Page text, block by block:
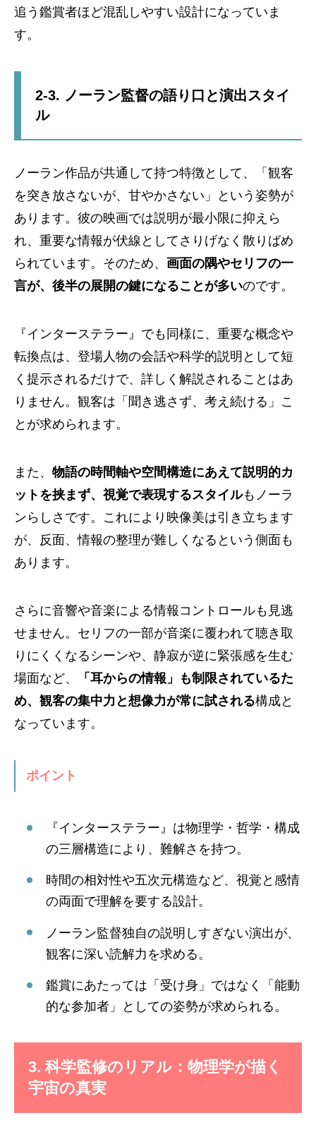
追う鑑賞者ほど混乱しやすい設計になっていま
す。
2-3. ノーラン監督の語り口と演出スタイ
ル
ノーラン作品が共通して持つ特徴として、「観客
を突き放さないが、甘やかさない」という姿勢が
あります。彼の映画では説明が最小限に抑えら
れ、重要な情報が伏線としてさりげなく散りばめ
られています。そのため、 画面の隅やセリフの一
言が、後半の展開の鍵になることが多いのです。
『インターステラー』でも同様に、重要な概念や
転換点は、登場人物の会話や科学的説明として短
く提示されるだけで、詳しく解説されることはあ
りません。観客は「聞き逃さず、考え続ける」こ
とが求められます。
また、 物語の時間軸や空間構造にあえて説明的カ
ットを挟まず、視覚で表現するスタイルもノーラ
ンらしさです。これにより映像美は引き立ちます
が、反面、情報の整理が難しくなるという側面も
あります。
さらに音響や音楽による情報コントロールも見逃
せません。セリフの一部が音楽に覆われて聴き取
りにくくなるシーンや、静寂が逆に緊張感を生む
場面など、
「耳からの情報」も制限されているた
め、観客の集中力と想像力が常に試される構成と
なっています。
ポイント
『インターステラー』は物理学・哲学・構成
の三層構造により、難解さを持つ。
時間の相対性や五次元構造など、視覚と感情
の両面で理解を要する設計。
ノーラン監督独自の説明しすぎない演出が、
観客に深い読解力を求める。
鑑賞にあたっては「受け身」ではなく「能動
的な参加者」としての姿勢が求められる。
3. 科学監修のリアル：物理学が描く
宇宙の真実